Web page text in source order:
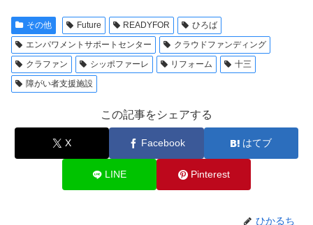
その他 Future READYFOR
ひろば
エンパワメントサポートセンター
クラウドファンディング
クラファン
シッポファーレ リフォーム
十三
障がい者支援施設
この記事をシェアする
X Facebook はてブ
LINE Pinterest
ひかるち